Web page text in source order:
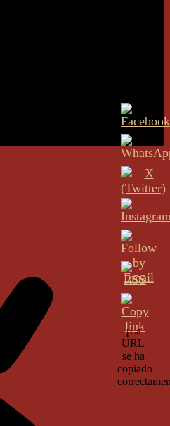
¡La
URL
se ha
copiado